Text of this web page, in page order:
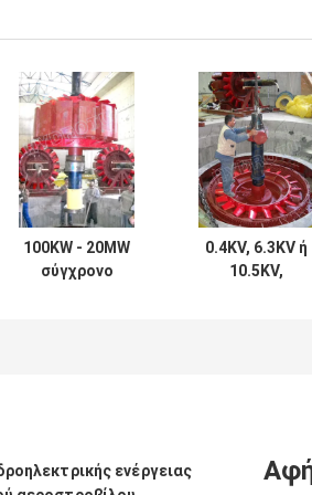
100KW - 20MW
σύγχρονο
0.4KV, 6.3KV ή
10.5KV,
ρεύματος για το
πρόγραμμα
ενέργειας